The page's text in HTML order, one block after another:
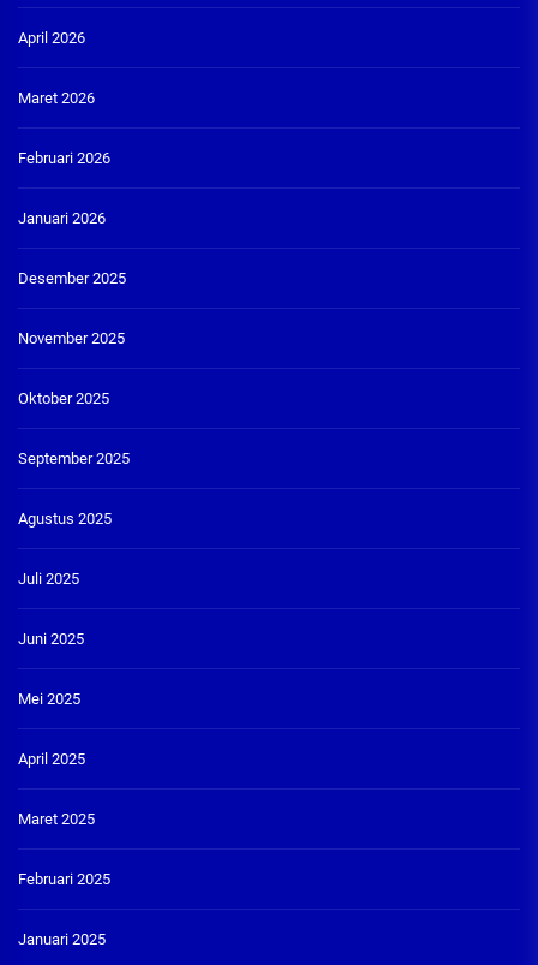
April 2026
Maret 2026
Februari 2026
Januari 2026
Desember 2025
November 2025
Oktober 2025
September 2025
Agustus 2025
Juli 2025
Juni 2025
Mei 2025
April 2025
Maret 2025
Februari 2025
Januari 2025